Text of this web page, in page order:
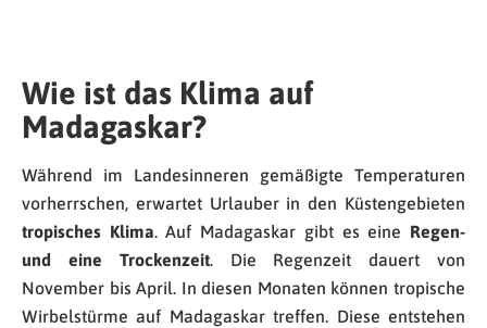
Wie ist das Klima auf
Madagaskar?
Während im Landesinneren gemäßigte Temperaturen
vorherrschen, erwartet Urlauber in den Küstengebieten
tropisches Klima. Auf Madagaskar gibt es eine Regen-
und eine Trockenzeit. Die Regenzeit dauert von
November bis April. In diesen Monaten können tropische
Wirbelstürme auf Madagaskar treffen. Diese entstehen